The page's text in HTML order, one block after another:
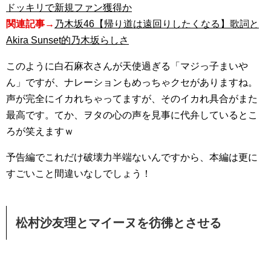
ドッキリで新規ファン獲得か
関連記事→ 乃木坂46【帰り道は遠回りしたくなる】歌詞と
Akira Sunset的乃木坂らしさ
このように白石麻衣さんが天使過ぎる「マジっ子まいや
ん」ですが、ナレーションもめっちゃクセがありますね。
声が完全にイカれちゃってますが、そのイカれ具合がまた
最高です。てか、ヲタの心の声を見事に代弁しているとこ
ろが笑えますｗ
予告編でこれだけ破壊力半端ないんですから、本編は更に
すごいこと間違いなしでしょう！
松村沙友理とマイーヌを彷彿とさせる